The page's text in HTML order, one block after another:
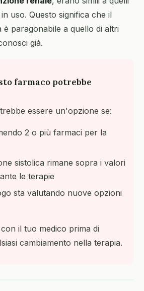
uso. Questo significa che il
paragonabile a quello di altri
già.
farmaco potrebbe
essere un'opzione se:
2 o più farmaci per la
sistolica rimane sopra i valori
le terapie
sta valutando nuove opzioni
il tuo medico prima di
cambiamento nella terapia.